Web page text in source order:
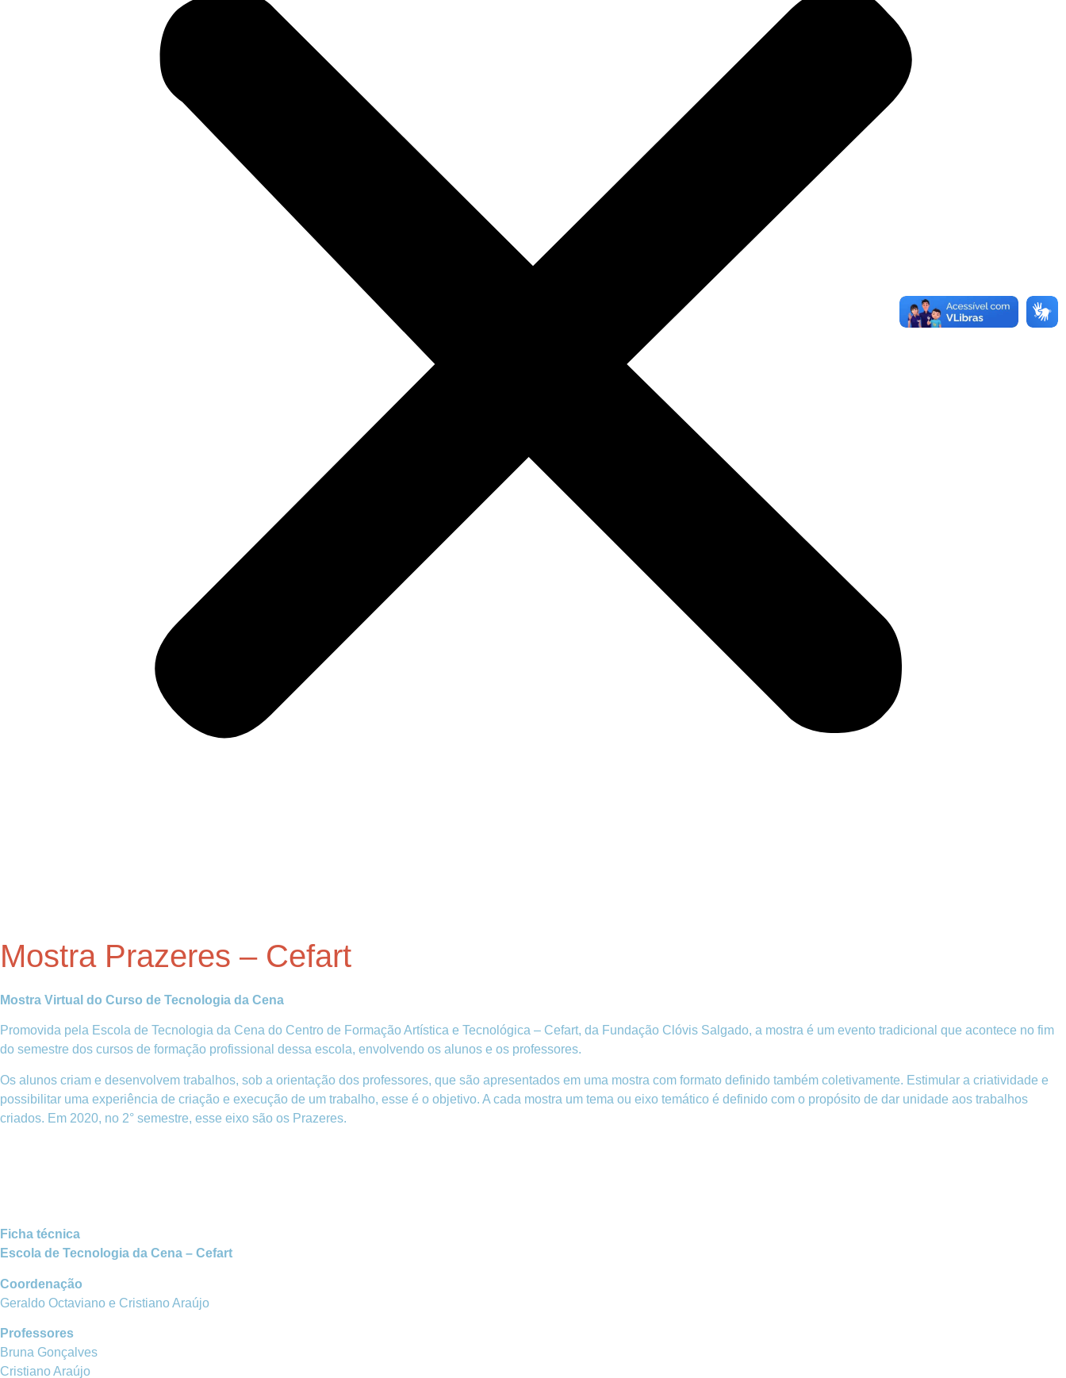
Mostra Prazeres – Cefart
Mostra Virtual do Curso de Tecnologia da Cena
Promovida pela Escola de Tecnologia da Cena do Centro de Formação Artística e Tecnológica – Cefart, da Fundação Clóvis Salgado, a mostra é um evento tradicional que acontece no fim
do semestre dos cursos de formação profissional dessa escola, envolvendo os alunos e os professores.
Os alunos criam e desenvolvem trabalhos, sob a orientação dos professores, que são apresentados em uma mostra com formato definido também coletivamente. Estimular a criatividade e
possibilitar uma experiência de criação e execução de um trabalho, esse é o objetivo. A cada mostra um tema ou eixo temático é definido com o propósito de dar unidade aos trabalhos
criados. Em 2020, no 2° semestre, esse eixo são os Prazeres.
Ficha técnica
Escola de Tecnologia da Cena – Cefart
Coordenação
Geraldo Octaviano e Cristiano Araújo
Professores
Bruna Gonçalves
Cristiano Araújo